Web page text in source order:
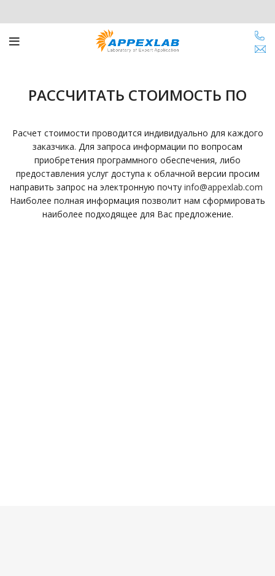
РАССЧИТАТЬ СТОИМОСТЬ ПО
Расчет стоимости проводится индивидуально для каждого
заказчика. Для запроса информации по вопросам
приобретения программного обеспечения, либо
предоставления услуг доступа к облачной версии просим
направить запрос на электронную почту info@appexlab.com
Наиболее полная информация позволит нам сформировать
наиболее подходящее для Вас предложение.